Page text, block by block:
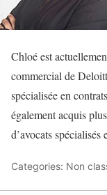
Chloé est
commercial de
spécialisée en
également acquis
d’avocats
Categories: Non